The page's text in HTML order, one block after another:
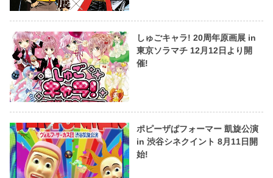
しゅごキャラ! 20周年原画展 in
東京ソラマチ 12月12日より開
催!
ポピーザぱフォーマー 凱旋公演
in 渋谷シネクイント 8月11日開
始!